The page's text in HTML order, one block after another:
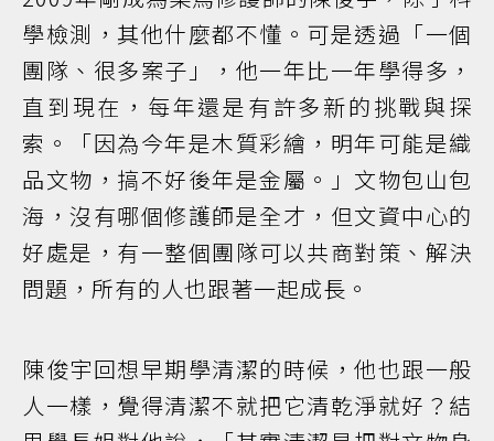
學檢測，其他什麼都不懂。可是透過「一個
團隊、很多案子」，他一年比一年學得多，
直到現在，每年還是有許多新的挑戰與探
索。「因為今年是木質彩繪，明年可能是織
品文物，搞不好後年是金屬。」文物包山包
海，沒有哪個修護師是全才，但文資中心的
好處是，有一整個團隊可以共商對策、解決
問題，所有的人也跟著一起成長。
陳俊宇回想早期學清潔的時候，他也跟一般
人一樣，覺得清潔不就把它清乾淨就好？結